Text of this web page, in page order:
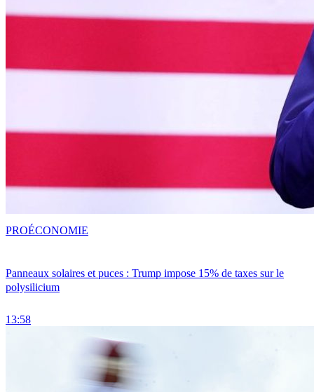
Panneaux solaires et puces : Trump impose 15% de taxes sur le
polysilicium
13:58
PROÉCONOMIE